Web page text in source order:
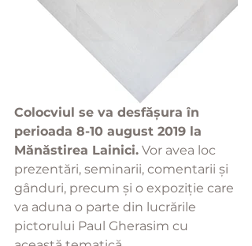
Colocviul se va desfășura în
perioada 8-10 august 2019 la
Mănăstirea Lainici. Vor avea loc
prezentări, seminarii, comentarii și
gânduri, precum și o expoziție care
va aduna o parte din lucrările
pictorului Paul Gherasim cu